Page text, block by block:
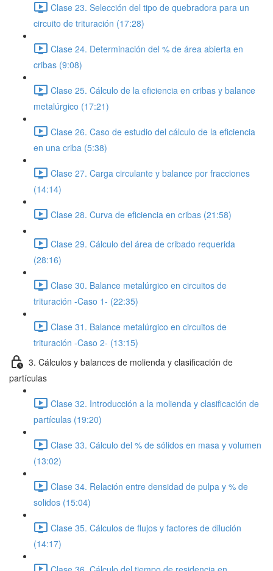
Clase 23. Selección del tipo de quebradora para un
circuito de trituración (17:28)
Clase 24. Determinación del % de área abierta en
cribas (9:08)
Clase 25. Cálculo de la eficiencia en cribas y balance
metalúrgico (17:21)
Clase 26. Caso de estudio del cálculo de la eficiencia
en una criba (5:38)
Clase 27. Carga circulante y balance por fracciones
(14:14)
Clase 28. Curva de eficiencia en cribas (21:58)
Clase 29. Cálculo del área de cribado requerida
(28:16)
Clase 30. Balance metalúrgico en circuitos de
trituración -Caso 1- (22:35)
Clase 31. Balance metalúrgico en circuitos de
trituración -Caso 2- (13:15)
3. Cálculos y balances de molienda y clasificación de
partículas
Clase 32. Introducción a la molienda y clasificación de
partículas (19:20)
Clase 33. Cálculo del % de sólidos en masa y volumen
(13:02)
Clase 34. Relación entre densidad de pulpa y % de
solidos (15:04)
Clase 35. Cálculos de flujos y factores de dilución
(14:17)